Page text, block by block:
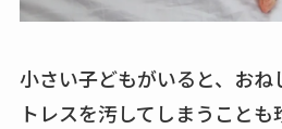
小さい子どもがいると、おね
トレスを汚してしまうこと